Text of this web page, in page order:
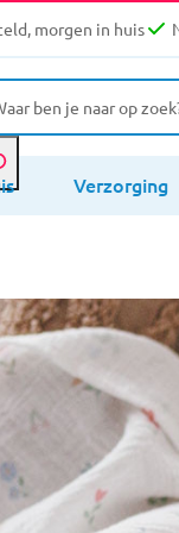
morgen in huis
Verzorging